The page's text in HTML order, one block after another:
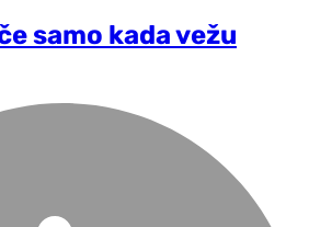
samo kada vežu